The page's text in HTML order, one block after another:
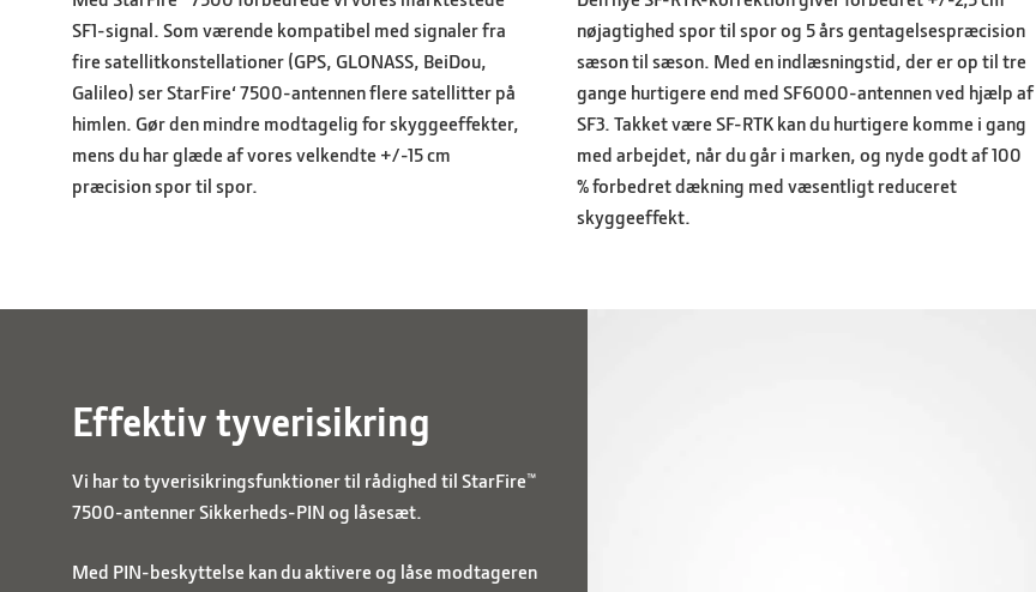
SF1-signal. Som værende kompatibel med signaler fra
fire satellitkonstellationer (GPS, GLONASS, BeiDou,
Galileo) ser StarFire‘ 7500-antennenflere satellitter på
himlen. Gør den mindre modtagelig for skyggeeffekter,
mens du har glæde af vores velkendte +/-15 cm
præcision spor til spor.
nøjagtighed spor til spor og 5 års gentagelsespræcision
sæson til sæson. Med en indlæsningstid, der er op til tre
gange hurtigere end med SF6000-antennen ved hjælp af
SF3.Takket være SF-RTK kan du hurtigere komme i gang
med arbejdet, når du går i marken, og nyde godt af 100
% forbedret dækning med væsentligt reduceret
skyggeeffekt.
Effektiv tyverisikring
Vi har to tyverisikringsfunktioner til rådighed til StarFire™
7500-antennerSikkerheds-PIN og låsesæt.
Med PIN-beskyttelse kan du aktivere og låse modtageren